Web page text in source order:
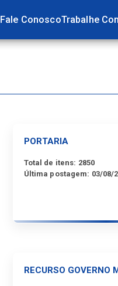
Fale ConoscoTrabalhe
PORTARIA
Total de itens: 2850
Última postagem: 03/08/
RECURSO GOVERNO